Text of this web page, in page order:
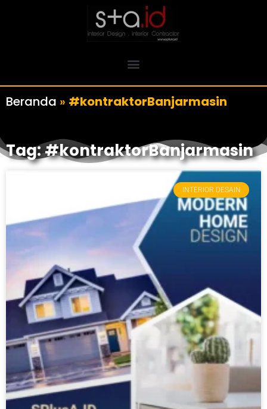
Beranda » #kontraktorBanjarmasin
Tag: #kontraktorBanjarmasin
INTERIOR DESAIN